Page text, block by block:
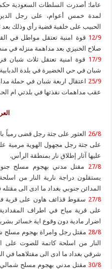
لمدة خمس أعوام، على رجل
الحبيب على خلفية قضية رأي وذلك بعد 3 سنوات من تمديد اعتقاله التعسفي.
12/9 قوة امنية تعتقل مواطل في
صلاح الخنيزي بعد مداهمة منزله في
17/9 قوة امنية تعتقل ثلاث شبان
شبان في حي الخضيرة في بلدة
25/9 اعتقال اربعة شبان في حملة
عقب مداهمات نفذتها في بلدتي ام
26/8
العثور على جثة رجل قضى رمياً
على جثة رجل مجهول الهوية مرمية
عليها آثار إطلاق نار بمنطقة الرأس.
27/8
مقتل مدني بهجوم مسلح
يستقلون دراجة نارية النار من
المدائن جنوبي بغداد ما ادى الى
27/8 سقوط قذائف هاون على
على قرية مياح في اطراف
اضرار مادية دون وقوع اية خسائر
28/8 مقتل رجل وامراة بهجوم
النار من اسلحة كاتمة للصوت على
شرقي بغداد ما ادى الى مقتلاهما في
30/8 مقتل مدني بهجوم مسلح شمالي